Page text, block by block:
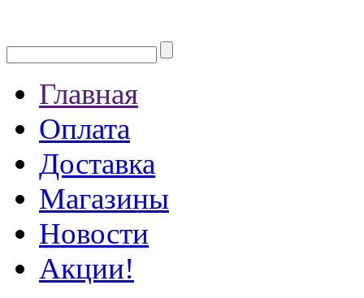
Главная
Оплата
Доставка
Магазины
Новости
Акции!